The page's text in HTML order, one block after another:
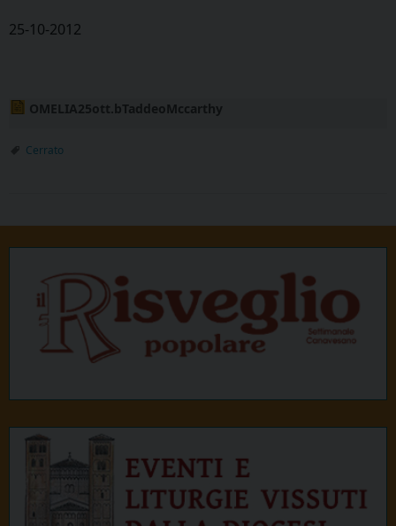
25-10-2012
OMELIA25ott.bTaddeoMccarthy
Cerrato